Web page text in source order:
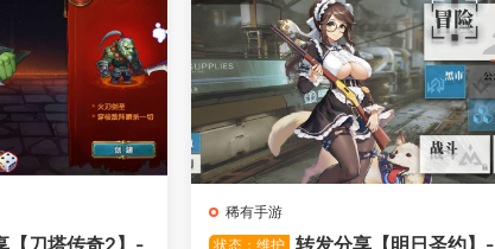
【刀塔传奇2】-
稀有手游
状态：维护 转发分享【明日圣约】-